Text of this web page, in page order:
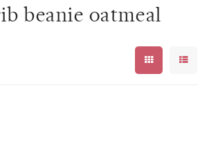
beanie oatmeal